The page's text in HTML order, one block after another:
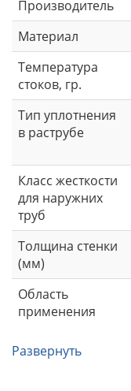
Производитель
Материал
Температура
стоков, гр.
Тип уплотнения
в раструбе
Класс жесткости
для наружних
труб
Толщина стенки
(мм)
Область
применения
Развернуть